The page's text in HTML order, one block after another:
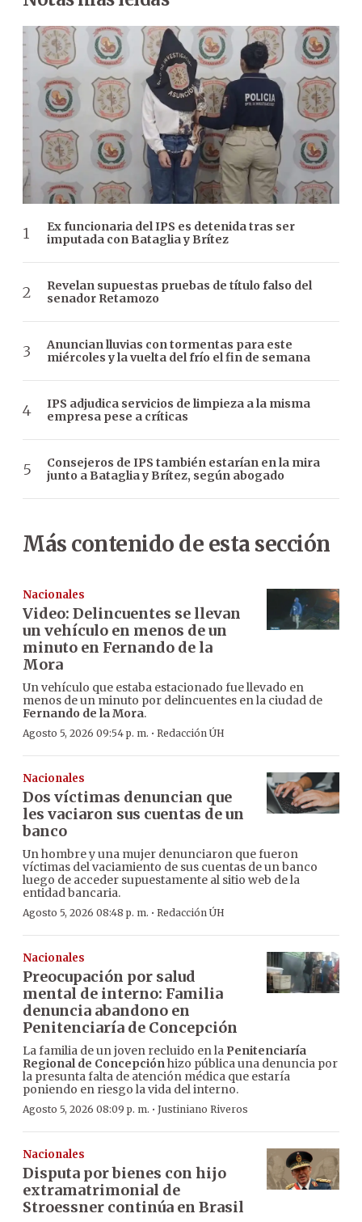
Ex funcionaria del IPS es detenida tras ser
imputada con Bataglia y Brítez
Revelan supuestas pruebas de título falso del
senador Retamozo
Anuncian lluvias con tormentas para este
miércoles y la vuelta del frío el fin de semana
IPS adjudica servicios de limpieza a la misma
empresa pese a críticas
Consejeros de IPS también estarían en la mira
junto a Bataglia y Brítez, según abogado
Más contenido de esta sección
Nacionales
Video: Delincuentes se llevan
un vehículo en menos de un
minuto en Fernando de la
Mora
Un vehículo que estaba estacionado fue llevado en
menos de un minuto por delincuentes en la ciudad de
Fernando de la Mora.
Agosto 5, 2026 09:54 p. m. · Redacción ÚH
Nacionales
Dos víctimas denuncian que
les vaciaron sus cuentas de un
banco
Un hombre y una mujer denunciaron que fueron
víctimas del vaciamiento de sus cuentas de un banco
luego de acceder supuestamente al sitio web de la
entidad bancaria.
Agosto 5, 2026 08:48 p. m. · Redacción ÚH
Nacionales
Preocupación por salud
mental de interno: Familia
denuncia abandono en
Penitenciaría de Concepción
La familia de un joven recluido en la Penitenciaría
Regional de Concepciónhizo pública una denuncia por
la presunta falta de atención médica que estaría
poniendo en riesgo la vida del interno.
Agosto 5, 2026 08:09 p. m. · Justiniano Riveros
Nacionales
Disputa por bienes con hijo
extramatrimonial de
Stroessner continúa en Brasil